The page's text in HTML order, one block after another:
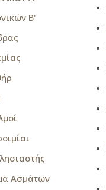
Β'
Ασμάτων